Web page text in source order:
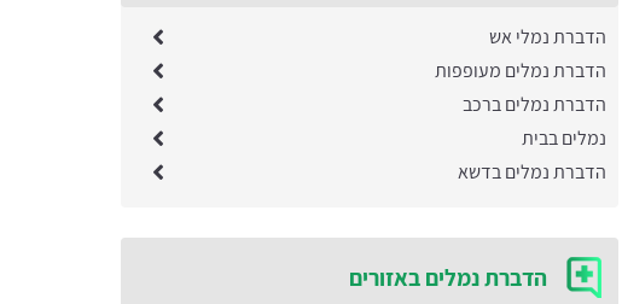
הדברת נמלי אש
הדברת נמלים מעופפות
הדברת נמלים ברכב
נמלים בבית
הדברת נמלים בדשא
הדברת נמלים באזורים